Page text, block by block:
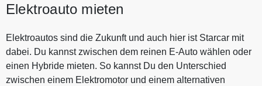
Elektroauto mieten
Elektroautos sind die Zukunft und auch hier ist Starcar mit
dabei. Du kannst zwischen dem reinen E-Auto wählen oder
einen Hybride mieten. So kannst Du den Unterschied
zwischen einem Elektromotor und einem alternativen